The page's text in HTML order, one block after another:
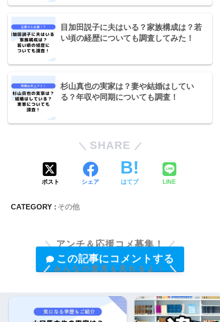
目加田説子に夫はいる？家族構成は？若
い頃の経歴についても調査してみた！
杉山真也の実家は？妻や結婚はしてい
る？年収や同期についても調査！
SHARE
ポスト シェア はてブ LINE
CATEGORY : その他
アンチ＆応援コメ募集！
この記事にコメントする
みんなの意見も見れるよ！